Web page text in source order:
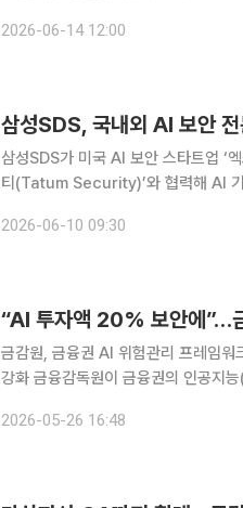
금감원장은 금융보안원 금융보안 관
2026-06-14 12:00
삼성SDS, 국내외 AI 보안
삼성SDS가 미국 AI 보안 스타트업 ‘
티(Tatum Security)’와 협력해 AI 기
이번 국내외 AI 보안 전문기업들과의
2026-06-10 09:30
“AI 투자액 20% 보안에”…
금감원, 금융권 AI 위험관리 프레임
강화 금융감독원이 금융권의 인공지능(AI) 활용 확산에 맞춰 보안 투자와 위험관리 체계 강화에 나
우려가 커지자 금융당국도 사전예방
2026-05-26 16:48